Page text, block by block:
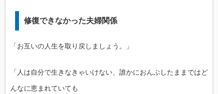
修復できなかった夫婦関係
「お互いの人生を取り戻しましょう。」
「人は自分で生きなきゃいけない、誰かにおんぶしたままではど
んなに恵まれていても